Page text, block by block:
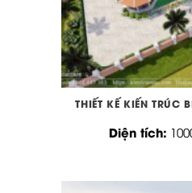
THIẾT KẾ KIẾN TRÚC
Diện tích: